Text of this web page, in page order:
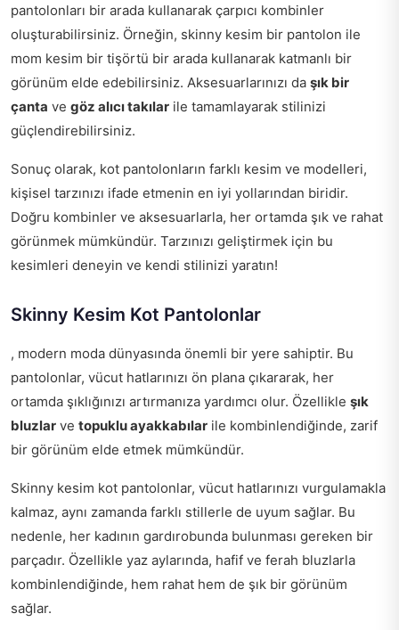
pantolonları bir arada kullanarak çarpıcı kombinler
oluşturabilirsiniz. Örneğin, skinny kesim bir pantolon ile
mom kesim bir tişörtü bir arada kullanarak katmanlı bir
görünüm elde edebilirsiniz. Aksesuarlarınızı da şık bir
çanta ve göz alıcı takılar ile tamamlayarak stilinizi
güçlendirebilirsiniz.
Sonuç olarak, kot pantolonların farklı kesim ve modelleri,
kişisel tarzınızı ifade etmenin en iyi yollarından biridir.
Doğru kombinler ve aksesuarlarla, her ortamda şık ve rahat
görünmek mümkündür. Tarzınızı geliştirmek için bu
kesimleri deneyin ve kendi stilinizi yaratın!
Skinny Kesim Kot Pantolonlar
, modern moda dünyasında önemli bir yere sahiptir. Bu
pantolonlar, vücut hatlarınızı ön plana çıkararak, her
ortamda şıklığınızı artırmanıza yardımcı olur. Özellikle şık
bluzlar ve topuklu ayakkabılar ile kombinlendiğinde, zarif
bir görünüm elde etmek mümkündür.
Skinny kesim kot pantolonlar, vücut hatlarınızı vurgulamakla
kalmaz, aynı zamanda farklı stillerle de uyum sağlar. Bu
nedenle, her kadının gardırobunda bulunması gereken bir
parçadır. Özellikle yaz aylarında, hafif ve ferah bluzlarla
kombinlendiğinde, hem rahat hem de şık bir görünüm
sağlar.